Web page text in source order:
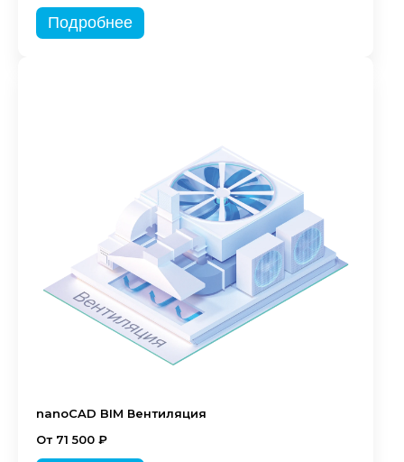
Подробнее
nanoCAD BIM Вентиляция
От 71 500 ₽